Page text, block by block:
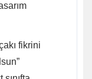
fikrini